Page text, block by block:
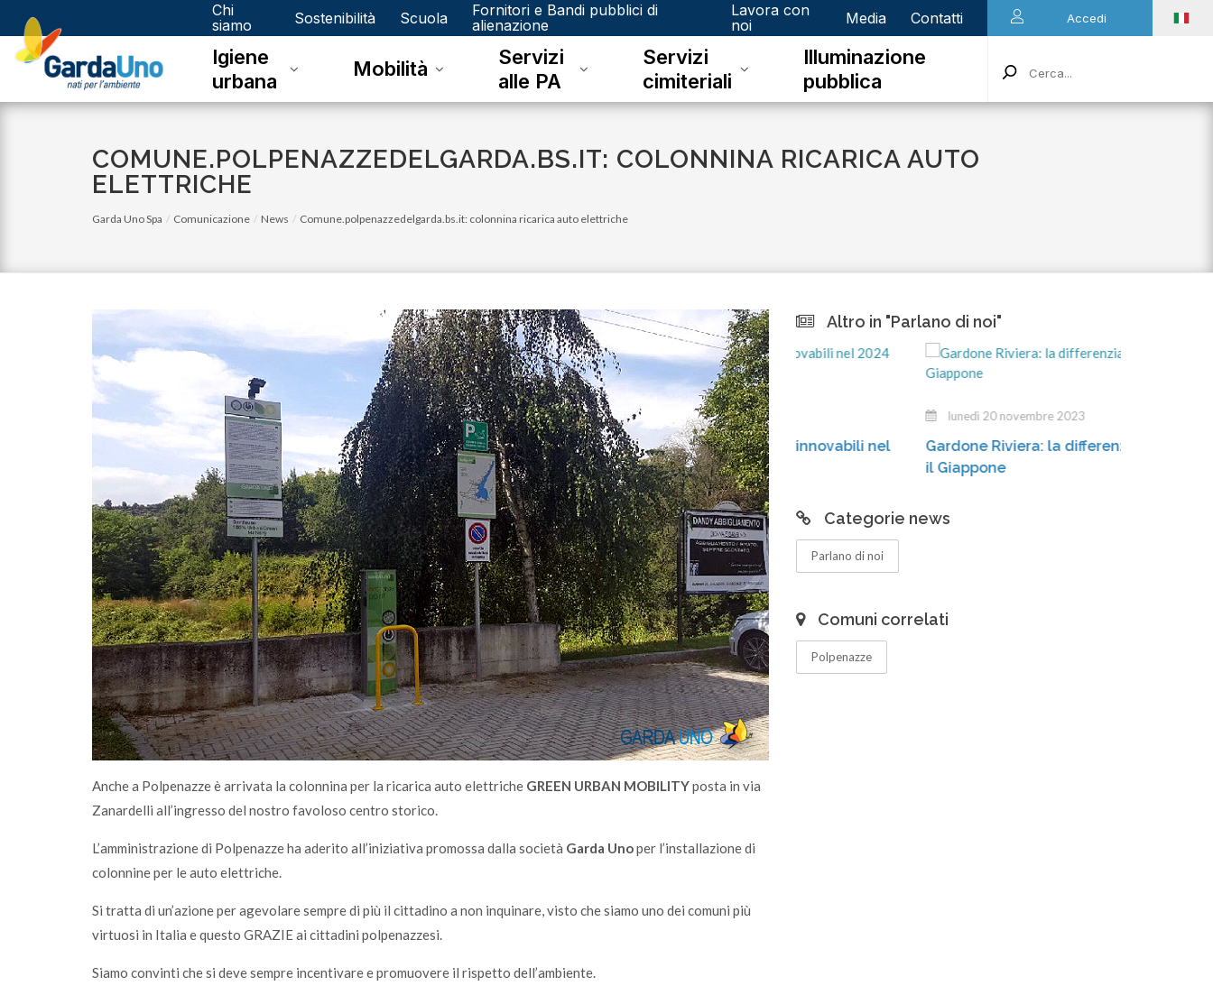
Gardauno
Spa
Chi
siamo
Sostenibilità Scuola
Fornitori e Bandi pubblici di
alienazione
Lavora con
noi
Media Contatti Accedi
Igiene
urbana
Mobilità
Servizi
alle PA
Servizi
cimiteriali
Illuminazione
pubblica
COMUNE.POLPENAZZEDELGARDA.BS.IT: COLONNINA RICARICA AUTO
ELETTRICHE
Garda Uno Spa Comunicazione News Comune.polpenazzedelgarda.bs.it: colonnina ricarica auto elettriche
Anche a Polpenazze è arrivata la colonnina per la ricarica auto elettriche GREEN URBAN MOBILITYposta in via
Zanardelli all’ingresso del nostro favoloso centro storico.
L’amministrazione di Polpenazze ha aderito all’iniziativa promossa dalla società Garda Unoper l’installazione di
colonnine per le auto elettriche.
Si tratta di un’azione per agevolare sempre di più il cittadino a non inquinare, visto che siamo uno dei comuni più
virtuosi in Italia e questo GRAZIE ai cittadini polpenazzesi.
Siamo convinti che si deve sempre incentivare e promuovere il rispetto dell’ambiente.
Altro in "Parlano di noi"
lunedì 03 luglio 2023
A Salò la quota di differenziata ha raggiunto
una media del 77%
lunedì 15 gennaio 2024
Video: Comunità Energetiche Rinnovabili nel
2024 sul Lago di Garda
lunedì 20 novembre 2023
Gardone Riviera: la differenziata «conquista»
Categorie news
Parlano di noi
Comuni correlati
Polpenazze